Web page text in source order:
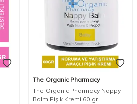
The Organic Pharmacy
The Organic Pharmacy Nappy
Balm Pişik Kremi 60 gr